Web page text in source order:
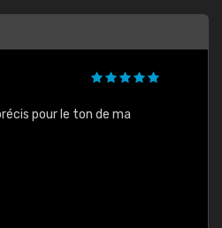
pour le ton de ma